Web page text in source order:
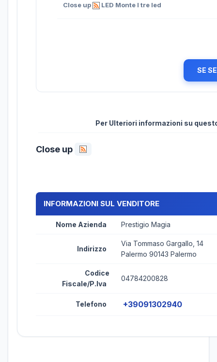
Close up LED Monte I tre led
SE
Per Ulteriori informazioni su
Close up
INFORMAZIONI SUL VENDITORE
Nome Azienda Prestigio Magia
Indirizzo
Via Tommaso Gargallo, 14
Palermo 90143 Palermo
Codice
Fiscale/P.Iva
04784200828
Telefono +39091302940